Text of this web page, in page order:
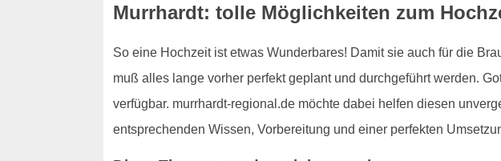
Murrhardt: tolle Möglichkeiten zum
So eine Hochzeit ist etwas Wunderbares! Damit sie auch für die
muß alles lange vorher perfekt geplant und durchgeführt werden.
verfügbar. murrhardt-regional.de möchte dabei helfen diesen
entsprechenden Wissen, Vorbereitung und einer perfekten